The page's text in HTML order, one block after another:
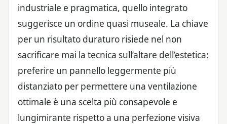
industriale e pragmatica, quello integrato
suggerisce un ordine quasi museale. La chiave
per un risultato duraturo risiede nel non
sacrificare mai la tecnica sull’altare dell’estetica:
preferire un pannello leggermente più
distanziato per permettere una ventilazione
ottimale è una scelta più consapevole e
lungimirante rispetto a una perfezione visiva